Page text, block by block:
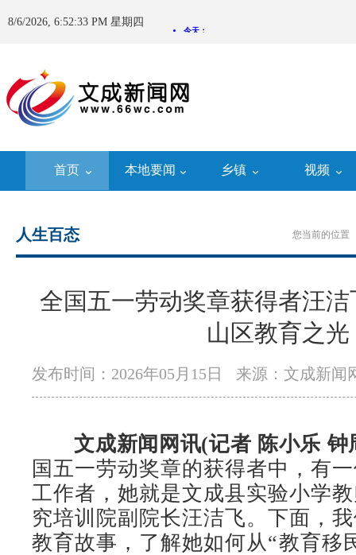
8/6/2026, 6:52:35 PM 星期四
首页 本地要闻 乡镇 视频
您当前的位置
人生百态
全国五一劳动奖章获得者汪
山区教育之光
发布时间：2026年05月15日 来源：文成新闻
文成新闻网讯(记者 陈小乐 钟
国五一劳动奖章的获得者中，有
工作者，她就是文成县实验小学
究培训院副院长汪洁飞。下面，
教育故事，了解她如何从“教育移